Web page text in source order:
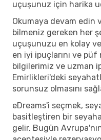
uçuşunuz için harika
Okumaya devam edin
bilmeniz gereken her
uçuşunuzu en kolay
en iyi ipuçlarını ve püf
bilgilerimiz ve uzman
Emirlikleri'deki
sorunsuz olmasını
eDreams'i seçmek,
basitleştiren bir
gelir. Bugün